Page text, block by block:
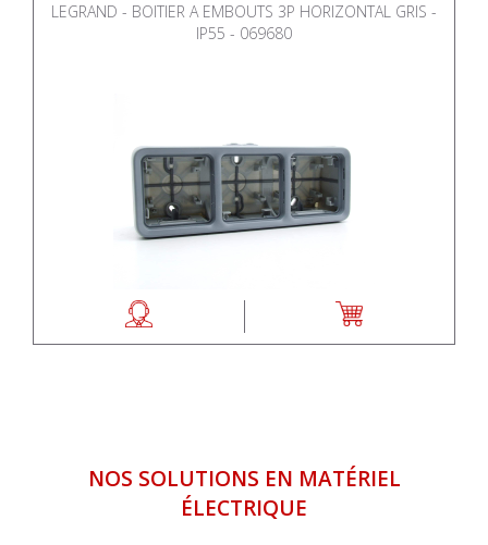
LEGRAND - BOITIER A EMBOUTS 3P HORIZONTAL GRIS -
IP55 - 069680
NOS SOLUTIONS EN MATÉRIEL
ÉLECTRIQUE